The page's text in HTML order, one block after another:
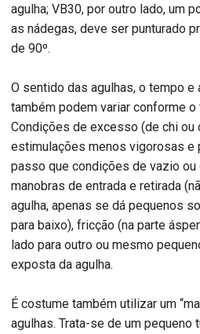
agulha; VB30, por outro lado, um
as nádegas, deve ser punturado
de 90º.
O sentido das agulhas, o tempo
também podem variar conforme
Condições de excesso (de chi ou
estimulações menos vigorosas e
passo que condições de vazio
manobras de entrada e retirada
agulha, apenas se dá pequenos
para baixo), fricção (na parte
lado para outro ou mesmo
exposta da agulha.
É costume também utilizar um
agulhas. Trata-se de um